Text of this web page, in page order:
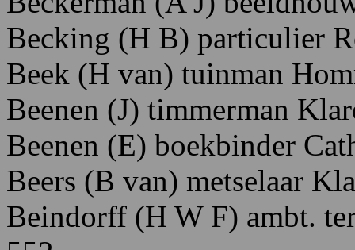
Becking (H B) particulier R
Beek (H van) tuinman H
Beenen (J) timmerman K
Beenen (E) boekbinder C
Beers (B van) metselaar
Beindorff (H W F) ambt.